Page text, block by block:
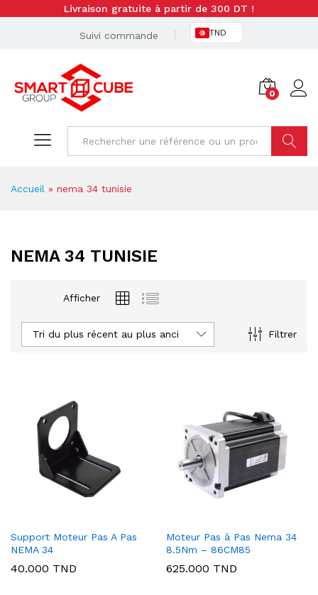
Livraison gratuite à partir de 300 DT !
Suivi commande TND
0
Accueil » nema 34 tunisie
NEMA 34 TUNISIE
Afficher
Filtrer
Tri du plus récent au plus ancien
Support Moteur Pas A Pas
NEMA 34
40.000 TND
Moteur Pas à Pas Nema 34
8.5Nm – 86CM85
625.000 TND